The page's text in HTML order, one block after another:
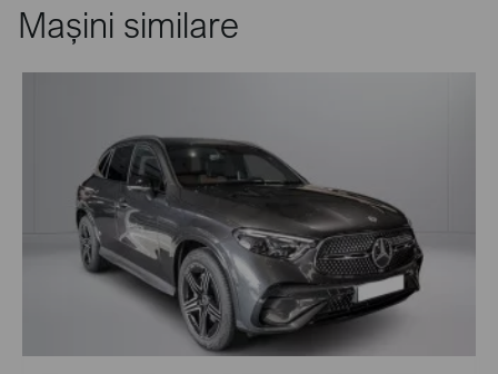
Mașini similare